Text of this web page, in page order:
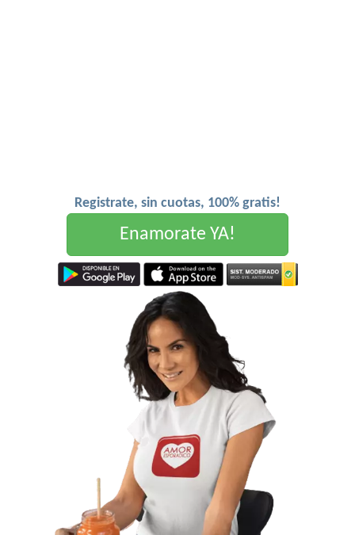
Registrate, sin cuotas, 100% gratis!
Enamorate YA!